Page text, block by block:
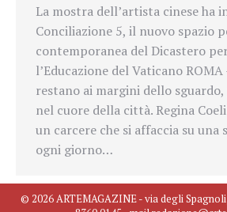
La mostra dell’artista cinese ha
Conciliazione 5, il nuovo spazio
contemporanea del Dicastero
l’Educazione del Vaticano
restano ai margini dello
nel cuore della città. Regina
un carcere che si affaccia su una
ogni giorno…
© 2026 ARTEMAGAZINE - via degli